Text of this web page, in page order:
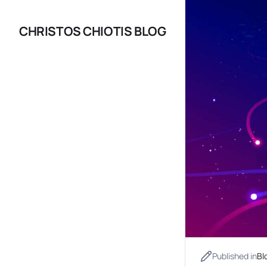
CHRISTOS CHIOTIS BLOG
Published in